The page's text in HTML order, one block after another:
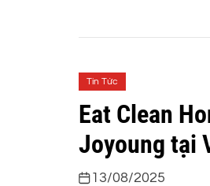
Tin Tức
Eat Clean
Joyoung tại
13/08/2025